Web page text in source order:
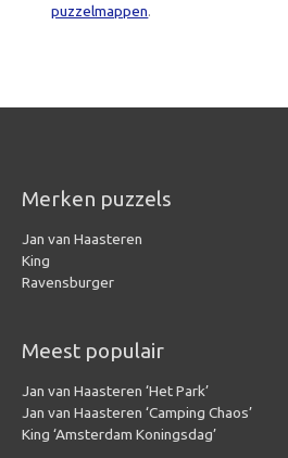
puzzelmappen.
Merken puzzels
Jan van Haasteren
King
Ravensburger
Meest populair
Jan van Haasteren ‘Het Park’
Jan van Haasteren ‘Camping Chaos’
King ‘Amsterdam Koningsdag’